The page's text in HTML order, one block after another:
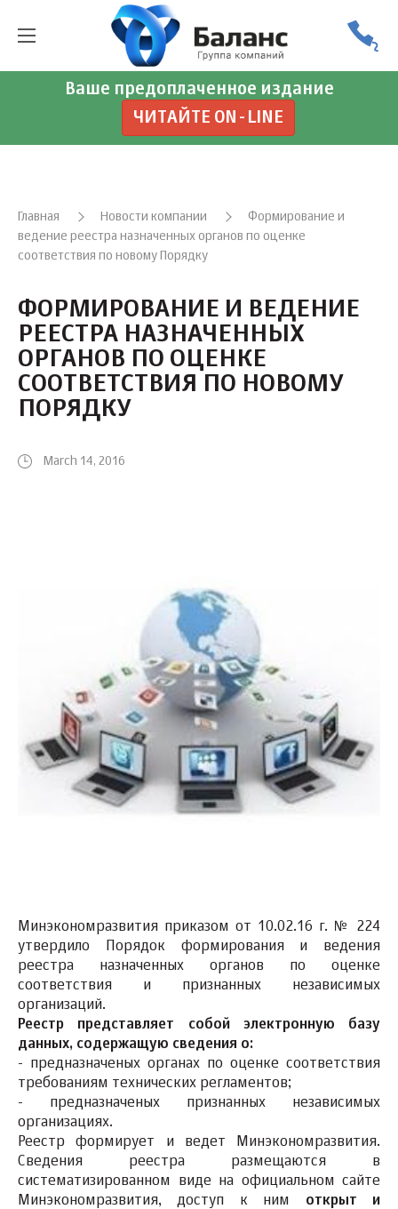
Ваше предоплаченное издание
ЧИТАЙТЕ ON-LINE
Главная Новости компании
Формирование и
ведение реестра назначенных органов по оценке
соответствия по новому Порядку
ФОРМИРОВАНИЕ И ВЕДЕНИЕ
РЕЕСТРА НАЗНАЧЕННЫХ
ОРГАНОВ ПО ОЦЕНКЕ
СООТВЕТСТВИЯ ПО НОВОМУ
ПОРЯДКУ
March 14, 2016
Минэкономразвития приказом от 10.02.16 г. № 224
утвердило Порядок формирования и ведения
реестра назначенных органов по оценке
соответствия и признанных независимых
организаций.
Реестр представляет собой электронную базу
данных, содержащую сведения о:
- предназначеных органах по оценке соответствия
требованиям технических регламентов;
- предназначеных признанных независимых
организациях.
Реестр формирует и ведет Минэкономразвития.
Сведения реестра размещаются в
систематизированном виде на официальном сайте
Минэкономразвития, доступ к ним открыт и